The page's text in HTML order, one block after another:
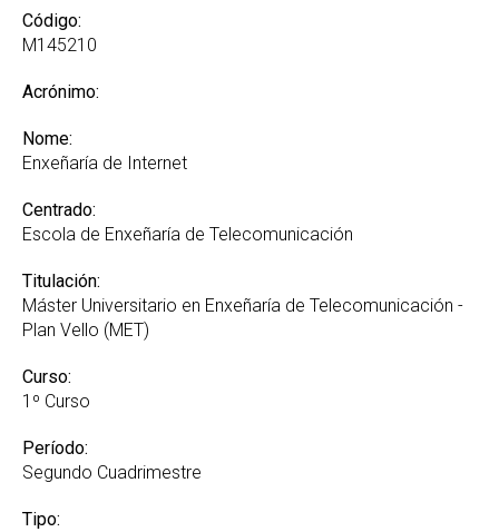
Código:
M145210
Acrónimo:
Nome:
Enxeñaría de Internet
Centrado:
Escola de Enxeñaría de Telecomunicación
Titulación:
Máster Universitario en Enxeñaría de Telecomunicación -
Plan Vello (MET)
Curso:
1º Curso
Período:
Segundo Cuadrimestre
Tipo: